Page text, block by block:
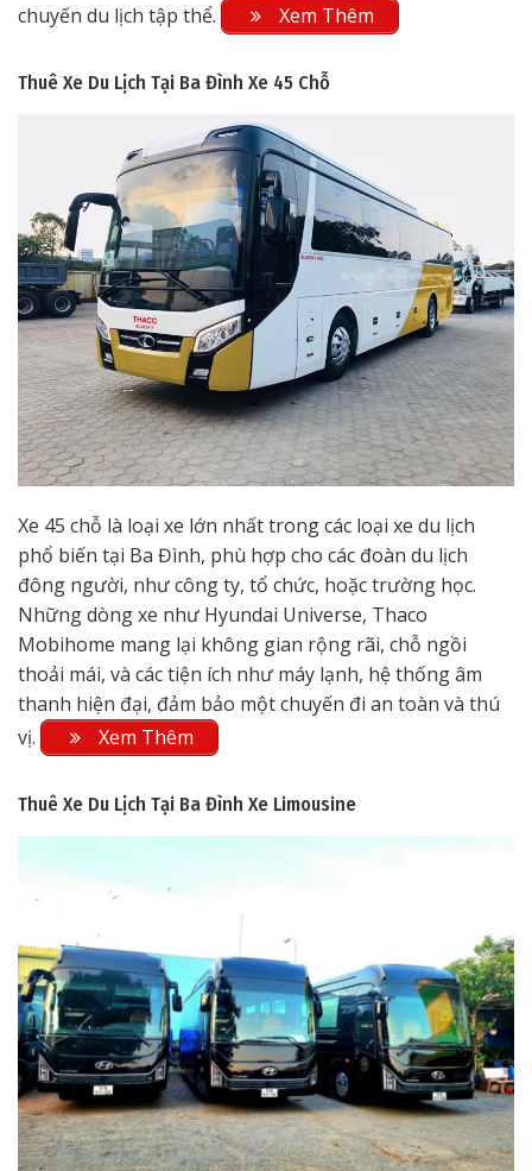
chuyến du lịch tập thể.
Xem Thêm
Thuê Xe Du Lịch Tại Ba Đình Xe 45 Chỗ
Xe 45 chỗ là loại xe lớn nhất trong các loại xe du lịch
phổ biến tại Ba Đình, phù hợp cho các đoàn du lịch
đông người, như công ty, tổ chức, hoặc trường học.
Những dòng xe như Hyundai Universe, Thaco
Mobihome mang lại không gian rộng rãi, chỗ ngồi
thoải mái, và các tiện ích như máy lạnh, hệ thống âm
thanh hiện đại, đảm bảo một chuyến đi an toàn và thú
vị.
Xem Thêm
Thuê Xe Du Lịch Tại Ba Đình Xe Limousine